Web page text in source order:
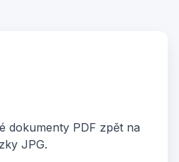
dokumenty PDF zpět na
JPG.